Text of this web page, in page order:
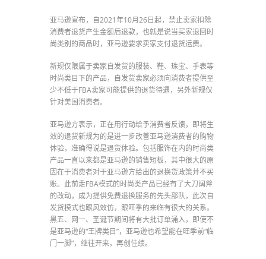
亚马逊宣布，自2021年10月26日起，禁止卖家扣除
消费者退货产生金额后退款，也就是说当买家退回时
尚类别的商品时，亚马逊要求卖家支付退货运费。
新规仅限属于卖家自发货的服装、鞋、珠宝、手表等
时尚类目下的产品，自发货卖家必须向消费者提供至
少不低于FBA卖家可能提供的退货待遇，另外新规仅
针对美国消费者。
亚马逊方表示，正在用行动给予消费者反馈，即将生
效的退货新规为的是进一步改善亚马逊消费者的购物
体验，准确得说是退货体验。包括服饰在内的时尚类
产品一直以来都是亚马逊的销售短板，其中很大的原
因在于消费者对于亚马逊方给出的退换货政策并不买
账。此前走FBA模式的时尚类产品已经有了大刀阔斧
的改动，成为提供免费退换服务的先头部队，此次自
发货模式也跟风效仿，跟旺季的来临有很大的关系。
黑五、网一、圣诞节期间将有大批订单涌入，即使不
是亚马逊的“王牌类目”，亚马逊也希望能在旺季前“临
门一脚”，继往开来，再创佳绩。